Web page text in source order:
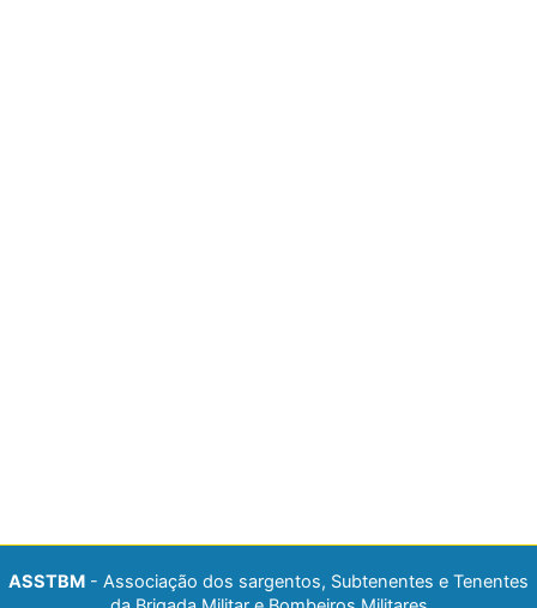
ASSTBM - Associação dos sargentos, Subtenentes e Tenentes